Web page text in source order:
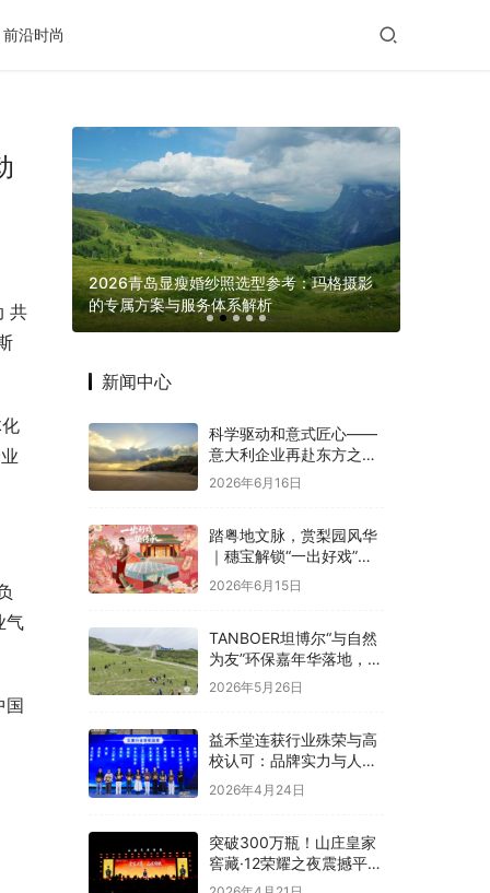
前沿时尚
共
气
国
2026青岛显瘦婚纱照选型参考：玛格摄影
的专属方案与服务体系解析
新闻中心
科学驱动和意式匠心——
意大利企业再赴东方之约
赋能意中大健康产业深度
2026年6月16日
踏粤地文脉，赏梨园风华
｜穗宝解锁“一出好戏”文
化溯源之旅
2026年6月15日
TANBOER坦博尔“与自然
为友”环保嘉年华落地，构
建四季户外可持续实践
2026年5月26日
益禾堂连获行业殊荣与高
校认可：品牌实力与人才
战略双线并进
2026年4月24日
突破300万瓶！山庄皇家
窖藏·12荣耀之夜震撼平
泉，冀酒超级大单品强势